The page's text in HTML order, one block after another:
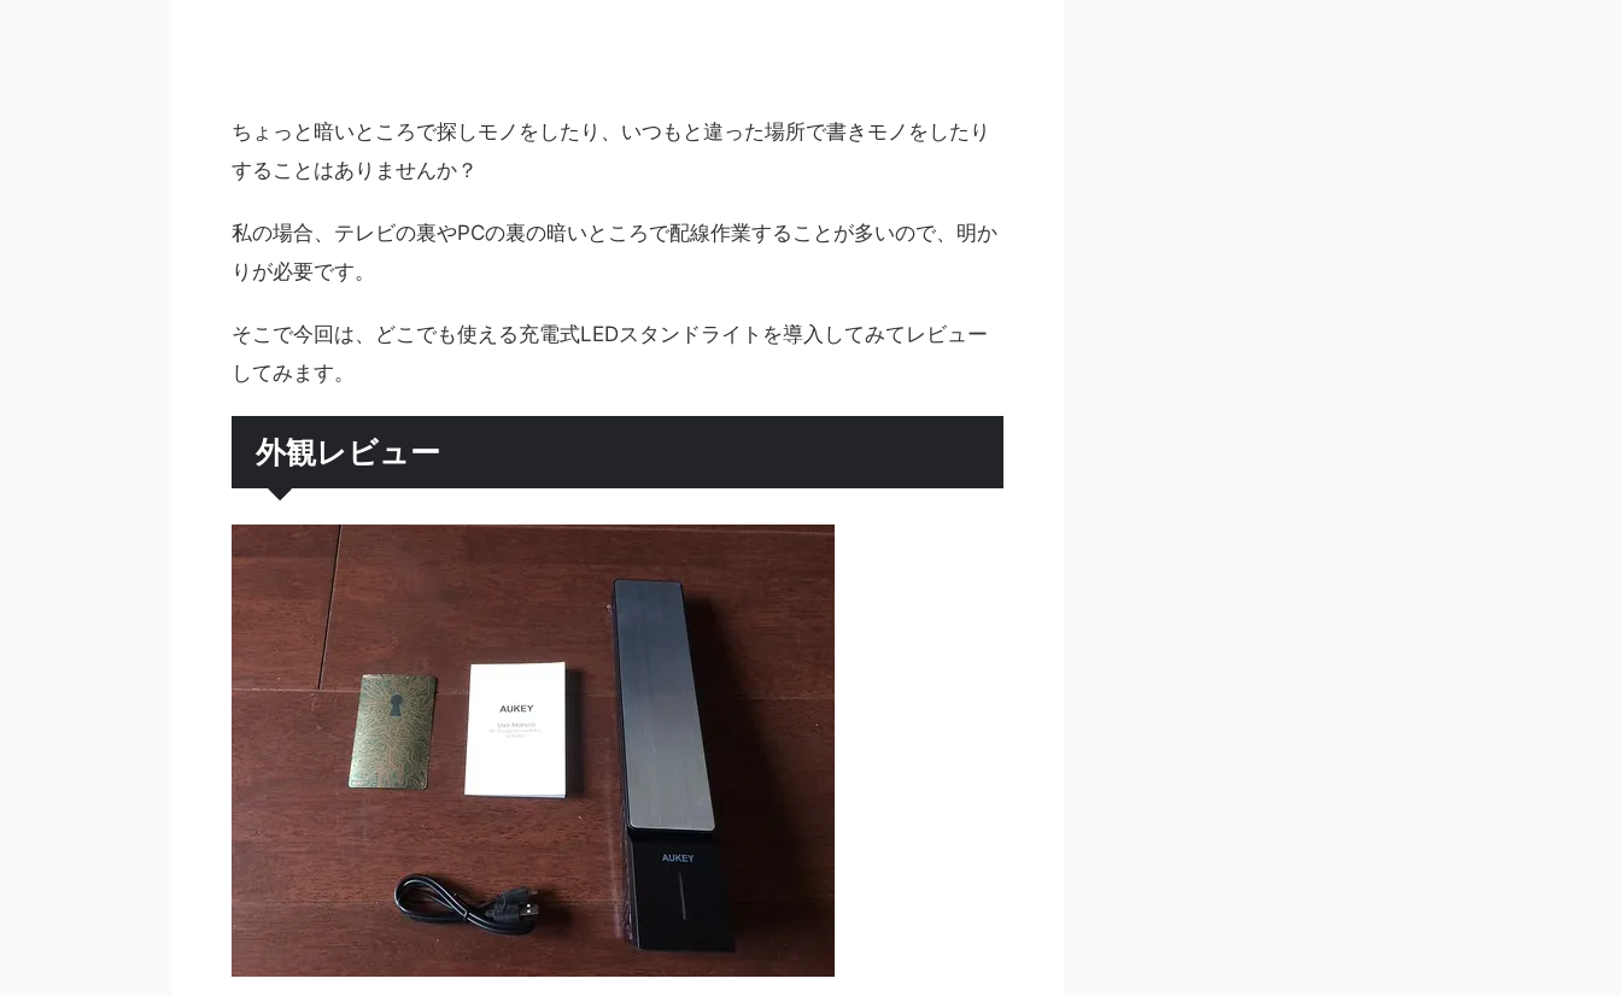
ちょっと暗いところで探しモノをしたり、いつもと違った場所で書きモノをしたり
することはありませんか？
私の場合、テレビの裏やPCの裏の暗いところで配線作業することが多いので、明か
りが必要です。
そこで今回は、どこでも使える充電式LEDスタンドライトを導入してみてレビュー
してみます。
外観レビュー